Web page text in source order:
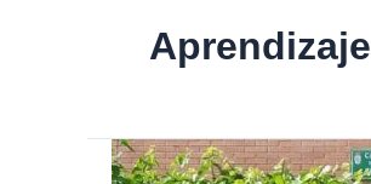
Aprendizaje
El